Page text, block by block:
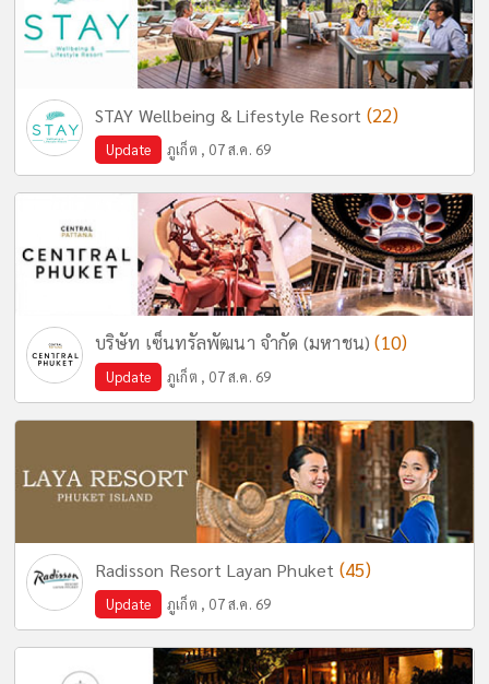
STAY Wellbeing & Lifestyle Resort (22)
Update ภูเก็ต , 07 ส.ค. 69
บริษัท เซ็นทรัลพัฒนา จำกัด (มหาชน)(10)
Update ภูเก็ต , 07 ส.ค. 69
Radisson Resort Layan Phuket (45)
Update ภูเก็ต , 07 ส.ค. 69